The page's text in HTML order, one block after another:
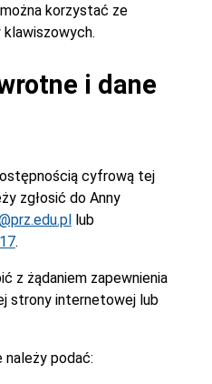
korzystać ze
i dane
cyfrową tej
zgłosić do Anny
lub
.
z żądaniem zapewnienia
strony internetowej lub
należy podać: